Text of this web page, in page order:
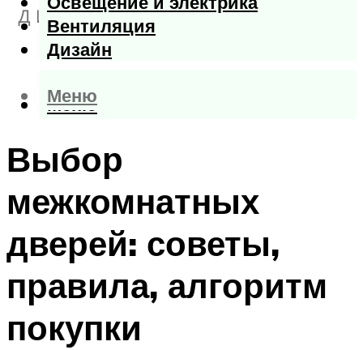
Вентиляция
Дизайн
Меню
Меню
Выбор
межкомнатных
дверей: советы,
правила, алгоритм
покупки